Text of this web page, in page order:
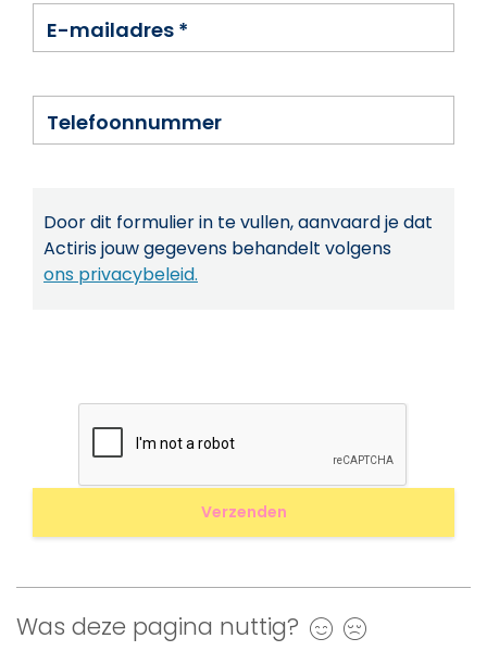
E-mailadres *
Telefoonnummer
Door dit formulier in te vullen, aanvaard je dat
Actiris jouw gegevens behandelt volgens
ons privacybeleid.
Was deze pagina nuttig? Ja